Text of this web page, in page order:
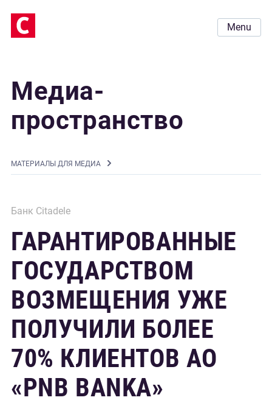
Menu
Медиа-
пространство
MАТЕРИАЛЫ ДЛЯ МЕДИА
Банк Citadele
ГАРАНТИРОВАННЫЕ
ГОСУДАРСТВОМ
ВОЗМЕЩЕНИЯ УЖЕ
ПОЛУЧИЛИ БОЛЕЕ
70% КЛИЕНТОВ АО
«PNB BANKA»